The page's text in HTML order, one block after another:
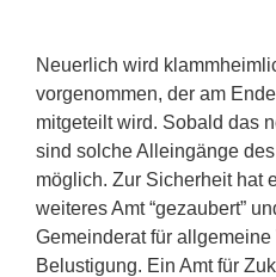
Neuerlich wird
vorgenommen, der am
mitgeteilt wird. Sobald das
sind solche Alleingänge
möglich. Zur Sicherheit hat
weiteres Amt “gezaubert”
Gemeinderat für
Belustigung. Ein Amt für